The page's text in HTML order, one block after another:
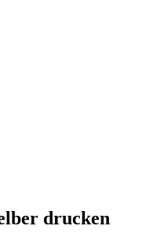
drucken